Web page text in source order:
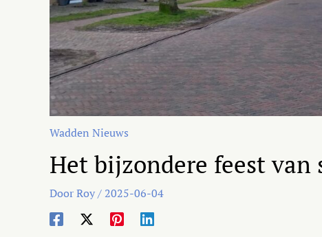
Wadden Nieuws
Het bijzondere feest van
DoorRoy/ 2025-06-04